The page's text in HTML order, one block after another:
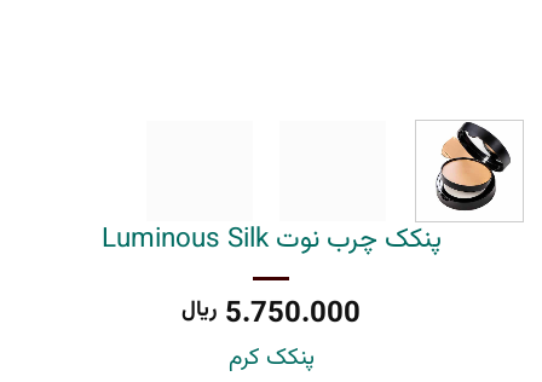
پنکک چرب نوت Luminous Silk
5.750.000 ریال
پنکک کرم